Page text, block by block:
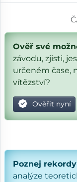
Ověř své
závodu, zjisti,
určeném čase,
vítězství?
Ověřit nyní
Poznej
analýze